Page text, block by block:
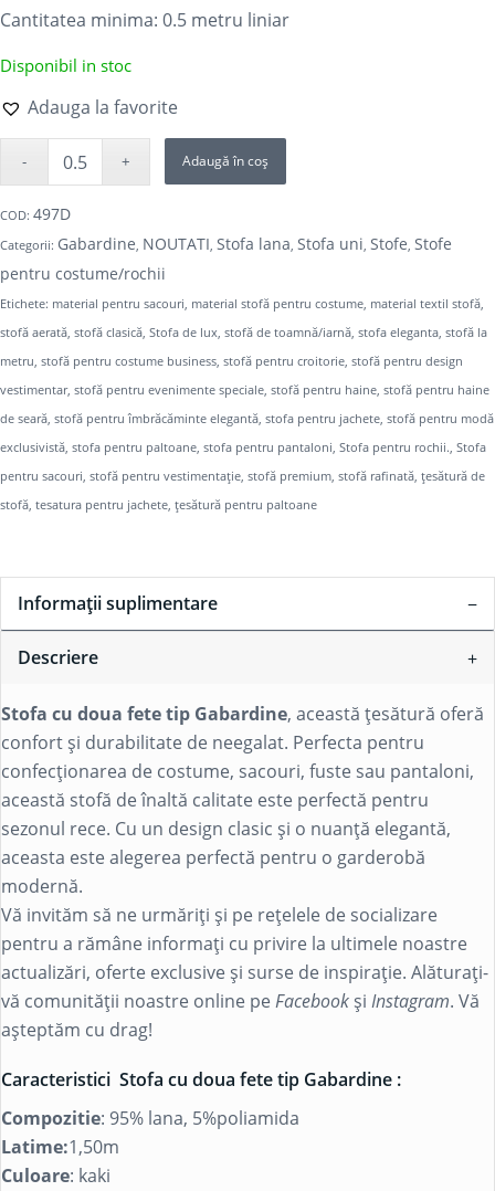
Cantitatea minima: 0.5 metru liniar
Disponibil in stoc
Adauga la favorite
Adaugă în coș
COD: 497D
Categorii: Gabardine, NOUTATI, Stofa lana, Stofa uni, Stofe, Stofe
pentru costume/rochii
Etichete: material pentru sacouri, material stofă pentru costume, material textil stofă,
stofă aerată, stofă clasică, Stofa de lux, stofă de toamnă/iarnă, stofa eleganta, stofă la
metru, stofă pentru costume business, stofă pentru croitorie, stofă pentru design
vestimentar, stofă pentru evenimente speciale, stofă pentru haine, stofă pentru haine
de seară, stofă pentru îmbrăcăminte elegantă, stofa pentru jachete, stofă pentru modă
exclusivistă, stofa pentru paltoane, stofa pentru pantaloni, Stofa pentru rochii., Stofa
pentru sacouri, stofă pentru vestimentație, stofă premium, stofă rafinată, țesătură de
stofă, tesatura pentru jachete, țesătură pentru paltoane
Descriere
Stofa cu doua fete tip Gabardine, această țesătură oferă
confort și durabilitate de neegalat. Perfecta pentru
confecționarea de costume, sacouri, fuste sau pantaloni,
această stofă de înaltă calitate este perfectă pentru
sezonul rece. Cu un design clasic și o nuanță elegantă,
aceasta este alegerea perfectă pentru o garderobă
modernă.
Vă invităm să ne urmăriți și pe rețelele de socializare
pentru a rămâne informați cu privire la ultimele noastre
actualizări, oferte exclusive și surse de inspirație. Alăturați-
vă comunității noastre online peFacebook și Instagram. Vă
așteptăm cu drag!
Caracteristici Stofa cu doua fete tip Gabardine :
Compozitie: 95% lana, 5%poliamida
Latime:1,50m
Culoare: kaki
Informații suplimentare